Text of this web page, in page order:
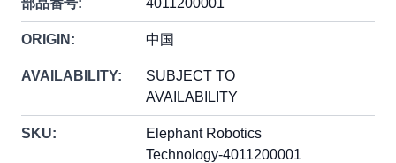
部品番号: 4011200001
ORIGIN: 中国
AVAILABILITY:
SUBJECT TO
AVAILABILITY
SKU:
Elephant Robotics
Technology-4011200001